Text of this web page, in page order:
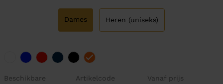
Dames Heren (uniseks)
Beschikbare
Artikelcode Vanaf prijs